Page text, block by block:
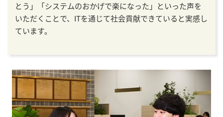
とう」「システムのおかげで楽になった」といった声を
いただくことで、ITを通じて社会貢献できていると実感し
ています。